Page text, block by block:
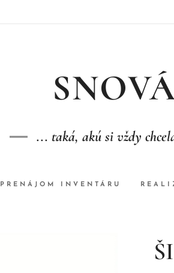
S
... taká, akú si vždy
PRENÁJOM INVENTÁRU